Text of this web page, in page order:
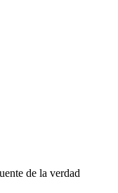
de la verdad